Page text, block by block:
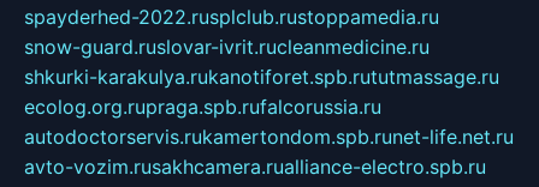
spayderhed-2022.rusplclub.rustoppamedia.ru
snow-guard.ruslovar-ivrit.rucleanmedicine.ru
shkurki-karakulya.rukanotiforet.spb.rututmassage.ru
ecolog.org.rupraga.spb.rufalcorussia.ru
autodoctorservis.rukamertondom.spb.runet-life.net.ru
avto-vozim.rusakhcamera.rualliance-electro.spb.ru